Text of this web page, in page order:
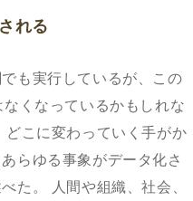
れる
も実行しているが、この
くなっているかもしれな
こに変わっていく手がか
らゆる事象がデータ化さ
た。 人間や組織、社会、